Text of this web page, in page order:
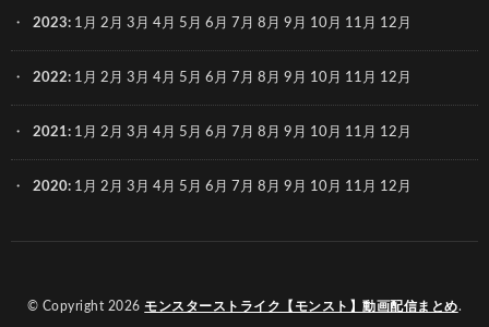
2023: 1月 2月 3月 4月 5月 6月 7月 8月 9月 10月 11月 12月
2022: 1月 2月 3月 4月 5月 6月 7月 8月 9月 10月 11月 12月
2021: 1月 2月 3月 4月 5月 6月 7月 8月 9月 10月 11月 12月
2020: 1月 2月 3月 4月 5月 6月 7月 8月 9月 10月 11月 12月
© Copyright 2026 モンスターストライク【モンスト】動画配信まとめ.